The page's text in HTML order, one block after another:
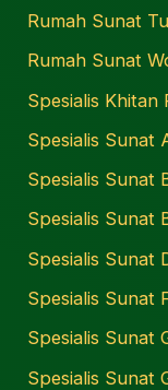
Rumah Sunat
Rumah Sunat
Spesialis Khitan
Spesialis Sunat
Spesialis Sunat
Spesialis Sunat
Spesialis Sunat
Spesialis Sunat
Spesialis Sunat
Spesialis Sunat